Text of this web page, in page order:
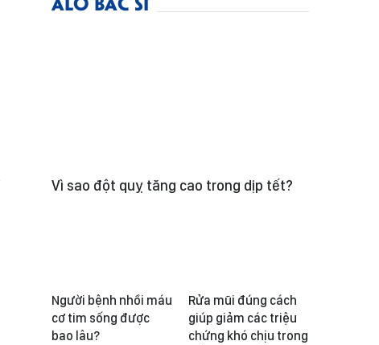
Vì sao đột quỵ tăng cao trong dịp tết?
Người bệnh nhồi máu
cơ tim sống được
bao lâu?
Rửa mũi đúng cách
giúp giảm các triệu
chứng khó chịu trong